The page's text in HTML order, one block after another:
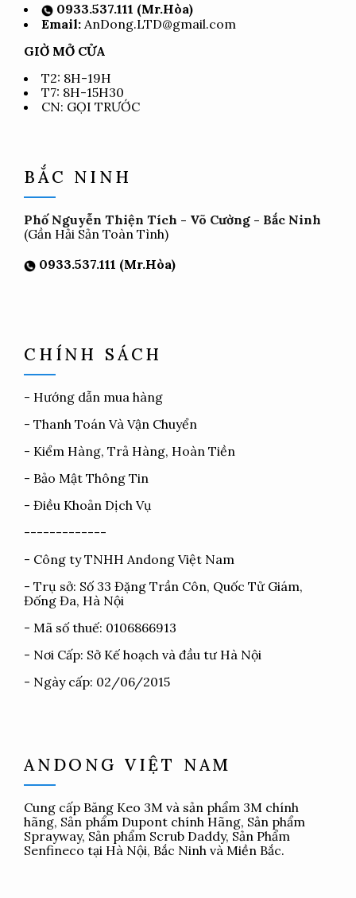
0933.537.111 (Mr.Hòa)
Email: AnDong.LTD@gmail.com
GIỜ MỞ CỬA
T2: 8H-19H
T7: 8H-15H30
CN: GỌI TRƯỚC
BẮC NINH
Phố Nguyễn Thiện Tích - Võ Cường - Bắc Ninh
(Gần Hải Sản Toàn Tình)
0933.537.111 (Mr.Hòa)
CHÍNH SÁCH
- Hướng dẫn mua hàng
- Thanh Toán Và Vận Chuyển
- Kiểm Hàng, Trả Hàng, Hoàn Tiền
- Bảo Mật Thông Tin
- Điều Khoản Dịch Vụ
-------------
- Công ty TNHH Andong Việt Nam
- Trụ sở: Số 33 Đặng Trần Côn, Quốc Tử Giám,
Đống Đa, Hà Nội
- Mã số thuế: 0106866913
- Nơi Cấp: Sở Kế hoạch và đầu tư Hà Nội
- Ngày cấp: 02/06/2015
ANDONG VIỆT NAM
Cung cấp Băng Keo 3M và sản phẩm 3M chính
hãng, Sản phẩm Dupont chính Hãng, Sản phẩm
Sprayway, Sản phẩm Scrub Daddy, Sản Phẩm
Senfineco tại Hà Nội, Bắc Ninh và Miền Bắc.